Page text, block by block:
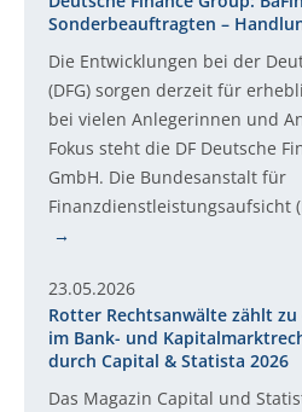
Sonderbeauftragten –
Die Entwicklungen bei der
(DFG) sorgen derzeit für
bei vielen Anlegerinnen und
Fokus steht die DF Deutsche
GmbH. Die Bundesanstalt für
Finanzdienstleistungsaufsicht
23.05.2026
Rotter Rechtsanwälte zählt
im Bank- und
durch Capital & Statista 2026
Das Magazin Capital und